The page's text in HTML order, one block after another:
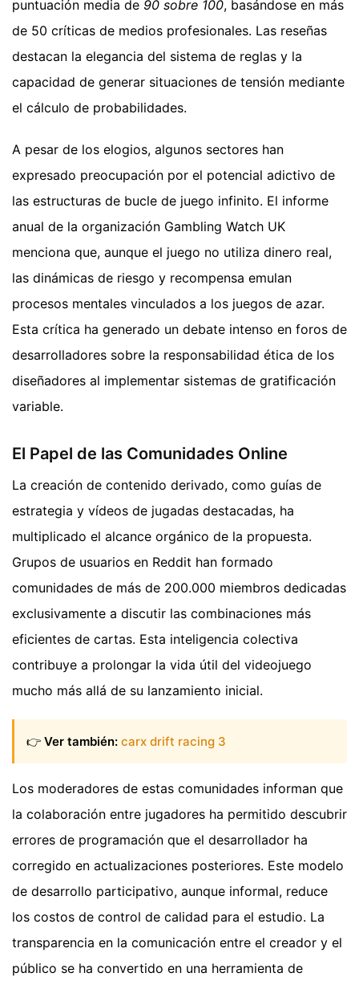
puntuación media de 90 sobre 100, basándose en más
de 50 críticas de medios profesionales. Las reseñas
destacan la elegancia del sistema de reglas y la
capacidad de generar situaciones de tensión mediante
el cálculo de probabilidades.
A pesar de los elogios, algunos sectores han
expresado preocupación por el potencial adictivo de
las estructuras de bucle de juego infinito. El informe
anual de la organización Gambling Watch UK
menciona que, aunque el juego no utiliza dinero real,
las dinámicas de riesgo y recompensa emulan
procesos mentales vinculados a los juegos de azar.
Esta crítica ha generado un debate intenso en foros de
desarrolladores sobre la responsabilidad ética de los
diseñadores al implementar sistemas de gratificación
variable.
El Papel de las Comunidades Online
La creación de contenido derivado, como guías de
estrategia y vídeos de jugadas destacadas, ha
multiplicado el alcance orgánico de la propuesta.
Grupos de usuarios en Reddit han formado
comunidades de más de 200.000 miembros dedicadas
exclusivamente a discutir las combinaciones más
eficientes de cartas. Esta inteligencia colectiva
contribuye a prolongar la vida útil del videojuego
mucho más allá de su lanzamiento inicial.
👉 Ver también: carx drift racing 3
Los moderadores de estas comunidades informan que
la colaboración entre jugadores ha permitido descubrir
errores de programación que el desarrollador ha
corregido en actualizaciones posteriores. Este modelo
de desarrollo participativo, aunque informal, reduce
los costos de control de calidad para el estudio. La
transparencia en la comunicación entre el creador y el
público se ha convertido en una herramienta de